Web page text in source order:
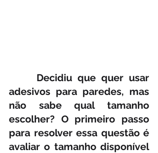
adesivos para paredes, mas
não sabe qual tamanho
escolher? O primeiro passo
para resolver essa questão é
avaliar o tamanho disponível